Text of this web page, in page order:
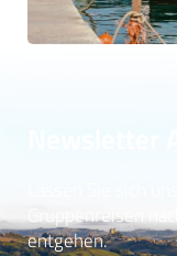
Gruppenreisen
entgehen.